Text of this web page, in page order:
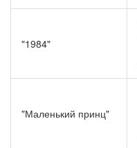
"1984"
"Маленький принц"